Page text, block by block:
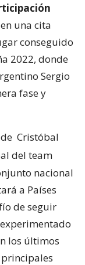
una cita
conseguido
2022, donde
Sergio
fase y
Cristóbal
del team
nacional
a Países
de seguir
los últimos